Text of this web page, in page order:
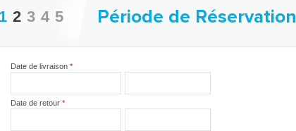
Période de Réservation
Date de livraison *
Date de retour *